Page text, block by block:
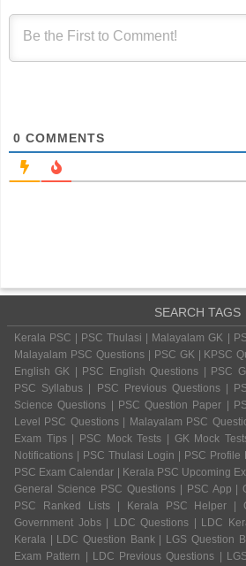
0 COMMENTS
SEARCH TAGS
Kerala PSC | PSC Thulasi | Malayalam GK |
Malayalam PSC Questions | PSC GK | KPSC
English GK | PSC English Questions | PSC
PSC Syllabus | PSC Previous Questions |
Science Questions | PSC Question Paper |
Level PSC Questions | Malayalam PSC
Exam Tips | PSC Mock Tests | GK Mock
Notifications | PSC Thulasi Login | PSC Profile
PSC Exam Calendar | Kerala PSC Upcoming
General Science PSC Questions | PSC App |
PSC Ranked Lists | Kerala PSC Helper |
Government Jobs | LDC Questions | LDC
Kerala | LDC Question Bank | LGS Question
Exam Pattern | LDC Previous Questions |